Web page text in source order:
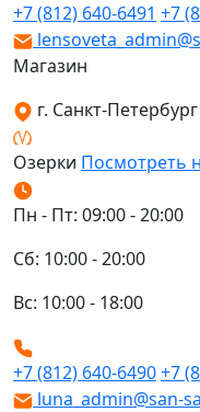
+7 (812) 640-6491 +7
Магазин
г. Санкт-
Озерки Посмотреть
Пн - Пт: 09:00 - 20:00
Сб: 10:00 - 20:00
Вс: 10:00 - 18:00
+7 (812) 640-6490+7
luna_admin@san-